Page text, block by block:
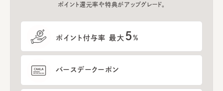
ポイント還元率や特典がアップグレード。
ポイント付与率 最大 5%
バースデークーポン